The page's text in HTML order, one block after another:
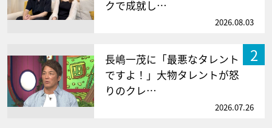
クで成就し…
2026.08.03
2
長嶋一茂に「最悪なタレント
ですよ！」大物タレントが怒
りのクレ…
2026.07.26